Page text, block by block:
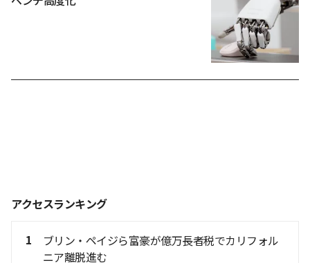
アクセスランキング
1
ブリン・ペイジら富豪が億万長者税でカリフォル
ニア離脱進む